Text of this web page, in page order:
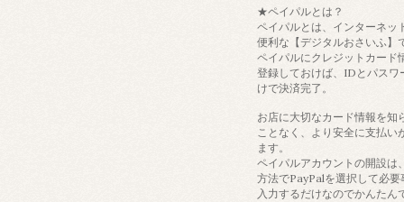
★ペイパルとは？
ペイパルとは、インターネッ
便利な【デジタルおさいふ】
ペイパルにクレジットカード
登録しておけば、IDとパスワ
けで決済完了。
お店に大切なカード情報を知
ことなく、より安全に支払い
ます。
ペイパルアカウントの開設は
方法でPayPalを選択して必要
入力するだけなのでかんたん